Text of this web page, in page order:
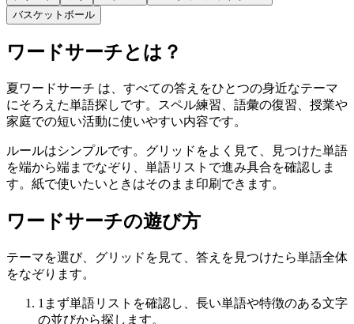
バスケットボール
ワードサーチとは？
夏ワードサーチ は、すべての答えをひとつの身近なテーマ
にそろえた単語探しです。スペル練習、語彙の復習、授業や
家庭での短い活動に使いやすい内容です。
ルールはシンプルです。グリッドをよく見て、見つけた単語
を端から端までなぞり、単語リストで進み具合を確認しま
す。紙で使いたいときはそのまま印刷できます。
ワードサーチの遊び方
テーマを選び、グリッドを見て、答えを見つけたら単語全体
をなぞります。
1 まず単語リストを確認し、長い単語や特徴のある文字
の並びから探します。